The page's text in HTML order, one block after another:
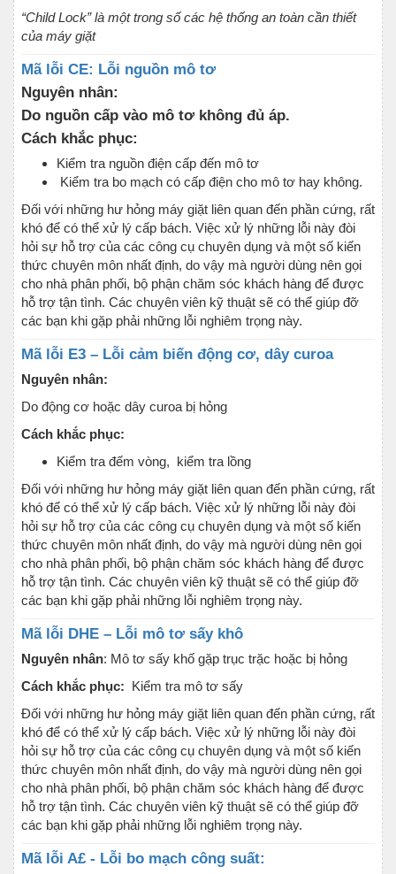
“Child Lock” là một trong số các hệ thống an toàn cần thiết
của máy giặt
Mã lỗi CE: Lỗi nguồn mô tơ
Nguyên nhân:
Do nguồn cấp vào mô tơ không đủ áp.
Cách khắc phục:
Kiểm tra nguồn điện cấp đến mô tơ
Kiểm tra bo mạch có cấp điện cho mô tơ hay không.
Đối với những hư hỏng máy giặt liên quan đến phần cứng, rất
khó để có thể xử lý cấp bách. Việc xử lý những lỗi này đòi
hỏi sự hỗ trợ của các công cụ chuyên dụng và một số kiến
thức chuyên môn nhất định, do vậy mà người dùng nên gọi
cho nhà phân phối, bộ phận chăm sóc khách hàng để được
hỗ trợ tận tình. Các chuyên viên kỹ thuật sẽ có thể giúp đỡ
các bạn khi gặp phải những lỗi nghiêm trọng này.
Mã lỗi E3 – Lỗi cảm biến động cơ, dây curoa
Nguyên nhân:
Do động cơ hoặc dây curoa bị hỏng
Cách khắc phục:
Kiểm tra đếm vòng, kiểm tra lồng
Đối với những hư hỏng máy giặt liên quan đến phần cứng, rất
khó để có thể xử lý cấp bách. Việc xử lý những lỗi này đòi
hỏi sự hỗ trợ của các công cụ chuyên dụng và một số kiến
thức chuyên môn nhất định, do vậy mà người dùng nên gọi
cho nhà phân phối, bộ phận chăm sóc khách hàng để được
hỗ trợ tận tình. Các chuyên viên kỹ thuật sẽ có thể giúp đỡ
các bạn khi gặp phải những lỗi nghiêm trọng này.
Mã lỗi DHE – Lỗi mô tơ sấy khô
Nguyên nhân: Mô tơ sấy khố gặp trục trặc hoặc bị hỏng
Cách khắc phục: Kiểm tra mô tơ sấy
Đối với những hư hỏng máy giặt liên quan đến phần cứng, rất
khó để có thể xử lý cấp bách. Việc xử lý những lỗi này đòi
hỏi sự hỗ trợ của các công cụ chuyên dụng và một số kiến
thức chuyên môn nhất định, do vậy mà người dùng nên gọi
cho nhà phân phối, bộ phận chăm sóc khách hàng để được
hỗ trợ tận tình. Các chuyên viên kỹ thuật sẽ có thể giúp đỡ
các bạn khi gặp phải những lỗi nghiêm trọng này.
Mã lỗi A£ - Lỗi bo mạch công suất: